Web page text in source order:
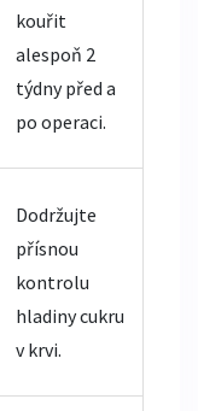
kouřit
alespoň 2
týdny před a
po operaci.
Dodržujte
přísnou
kontrolu
hladiny cukru
v krvi.